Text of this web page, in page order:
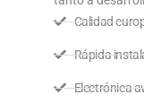
Calidad
Rápida
Electrónica